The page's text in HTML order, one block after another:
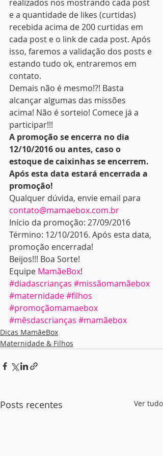
realizados nos mostrando cada post
e a quantidade de likes (curtidas)
recebida acima de 200 curtidas em
cada post e o link de cada post. Após
isso, faremos a validação dos posts e
estando tudo ok, entraremos em
contato.
Demais não é mesmo!?! Basta
alcançar algumas das missões
acima! Não é sorteio! Comece já a
participar!!!
A promoção se encerra no dia
12/10/2016 ou antes, caso o
estoque de caixinhas se encerrem.
Após esta data estará encerrada a
promoção!
Qualquer dúvida, envie email para
contato@mamaebox.com.br
Início da promoção: 27/09/2016
Término: 12/10/2016. Após esta data,
promoção encerrada!
Beijos!!! Boa Sorte!
Equipe MamãeBox!
#diadascrianças #missãomamãebox
#maternidade#filhos
#promoçãomamaebox
#mêsdascrianças #mamãebox
Dicas MamãeBox
Maternidade & Filhos
Posts recentes Ver tudo